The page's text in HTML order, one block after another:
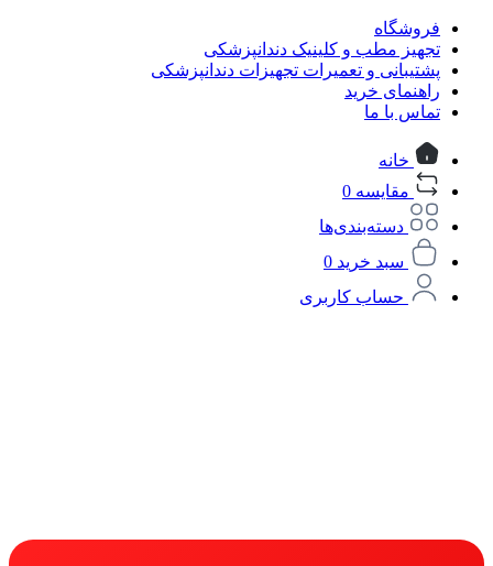
فروشگاه
تجهیز مطب و کلینیک دندانپزشکی
پشتیبانی و تعمیرات تجهیزات دندانپزشکی
راهنمای خرید
تماس با ما
خانه
مقایسه 0
دسته‌بندی‌ها
سبد خرید 0
حساب کاربری